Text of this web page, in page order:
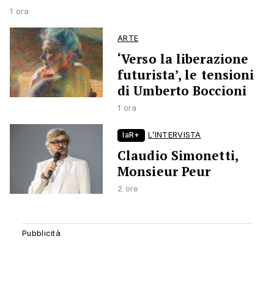
1 ora
ARTE
‘Verso la liberazione
futurista’, le tensioni
di Umberto Boccioni
1 ora
laR+ L’INTERVISTA
Claudio Simonetti,
Monsieur Peur
2 ore